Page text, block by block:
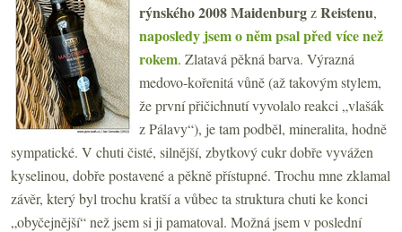
rýnského 2008 MaidenburgzReistenu,
naposledy jsem o něm psal před více než
rokem. Zlatavá pěkná barva. Výrazná
medovo-kořenitá vůně (až takovým stylem,
že první přičichnutí vyvolalo reakci „vlašák
z Pálavy“), je tam podběl, mineralita, hodně
sympatické. V chuti čisté, silnější, zbytkový cukr dobře vyvážen
kyselinou, dobře postavené a pěkně přístupné. Trochu mne zklamal
závěr, který byl trochu kratší a vůbec ta struktura chuti ke konci
„obyčejnější“ než jsem si ji pamatoval. Možná jsem v poslední